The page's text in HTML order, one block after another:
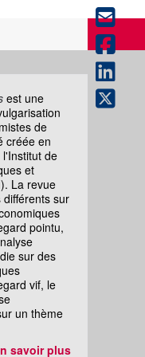
est une
de
créée en
de
et
La revue
sur
pointu,
sur des
vif, le
un thème
savoir plus